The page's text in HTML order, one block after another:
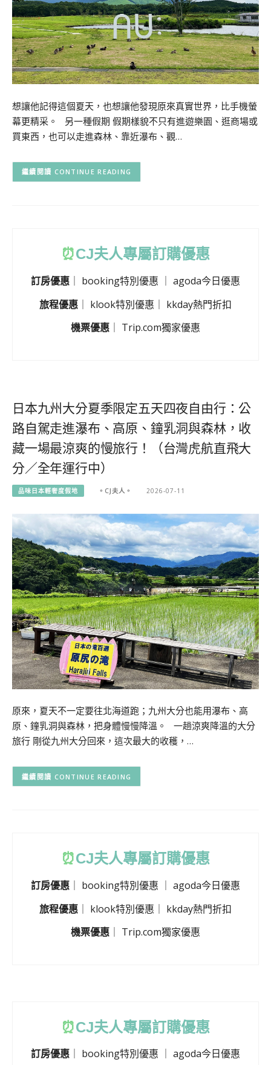
想讓他記得這個夏天，也想讓他發現原來真實世界，比手機螢
幕更精采。 另一種假期 假期樣貌不只有進遊樂園、逛商場或
買東西，也可以走進森林、靠近瀑布、觀…
CONTINUE READING
⏰CJ夫人專屬訂購優惠
訂房優惠 booking特別優惠
agoda今日優惠
旅程優惠 ｜ klook特別優惠 ｜ kkday熱門折扣
機票優惠
Trip.com獨家優惠
日本九州大分夏季限定五天四夜自由行：公
路自駕走進瀑布、高原、鐘乳洞與森林，收
藏一場最涼爽的慢旅行！（台灣虎航直飛大
分／全年運行中）
品味日本輕奢度假地 。CJ夫人。 2026-07-11
原來，夏天不一定要往北海道跑；九州大分也能用瀑布、高
原、鐘乳洞與森林，把身體慢慢降溫。 一趟涼爽降溫的大分
旅行 剛從九州大分回來，這次最大的收穫，…
CONTINUE READING
⏰CJ夫人專屬訂購優惠
訂房優惠 booking特別優惠
agoda今日優惠
旅程優惠 ｜ klook特別優惠 ｜ kkday熱門折扣
機票優惠
Trip.com獨家優惠
⏰CJ夫人專屬訂購優惠
訂房優惠 booking特別優惠 agoda今日優惠